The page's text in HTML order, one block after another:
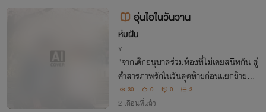
อุ่นไอในวันวาน
ห่มฝัน
Y
​"จากเด็กอนุบาลร่วมห้องที่ไม่เคยสนิทกัน สู่
คำสารภาพรักในวันสุดท้ายก่อนแยกย้ายหล
ายปีผ่านไป โลกเหวี่ยงให้เรากลับมาเจอกันอี
กครั้ง"..'ถ้ารู้ว่าตอนโตนายจะน่ารักขนาดนี้ ฉั
30 0 0 3
2 เดือนที่แล้ว